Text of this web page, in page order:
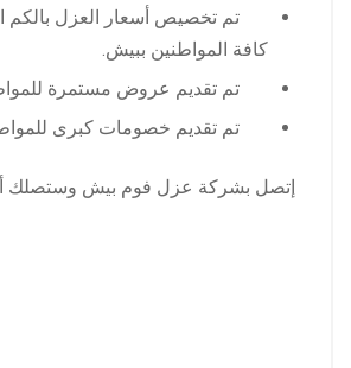
تم تخصيص أسعار العزل بالكم
كافة المواطنين ببيش.
تم تقديم عروض مستمرة
تم تقديم خصومات كبرى
إتصل بشركة عزل فوم بيش وستصلك